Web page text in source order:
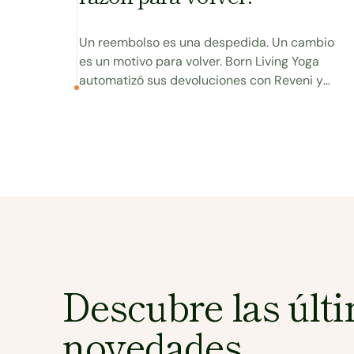
Un reembolso es una despedida. Un cambio
es un motivo para volver. Born Living Yoga
automatizó sus devoluciones con Reveni y
Descubre las